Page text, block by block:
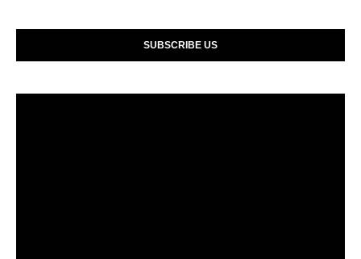
SUBSCRIBE US